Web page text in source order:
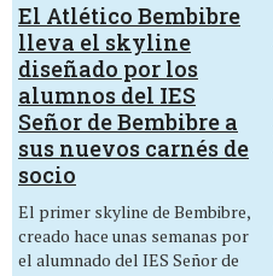
El Atlético Bembibre
lleva el skyline
diseñado por los
alumnos del IES
Señor de Bembibre a
sus nuevos carnés de
socio
El primer skyline de Bembibre,
creado hace unas semanas por
el alumnado del IES Señor de